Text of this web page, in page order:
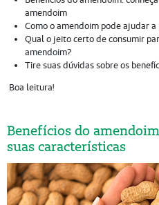
amendoim
Como o amendoim pode ajudar a
Qual o jeito certo de consumir
amendoim?
Tire suas dúvidas sobre os
Boa leitura!
Benefícios do
suas características